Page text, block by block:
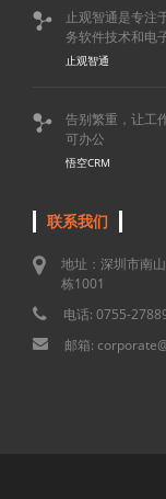

止观智通是专注
务软件技术和电
止观智通

告别繁重，让工
可办公
悟空CRM
联系我们
地址：深圳市南
栋1001
电话: 0755-
邮箱: